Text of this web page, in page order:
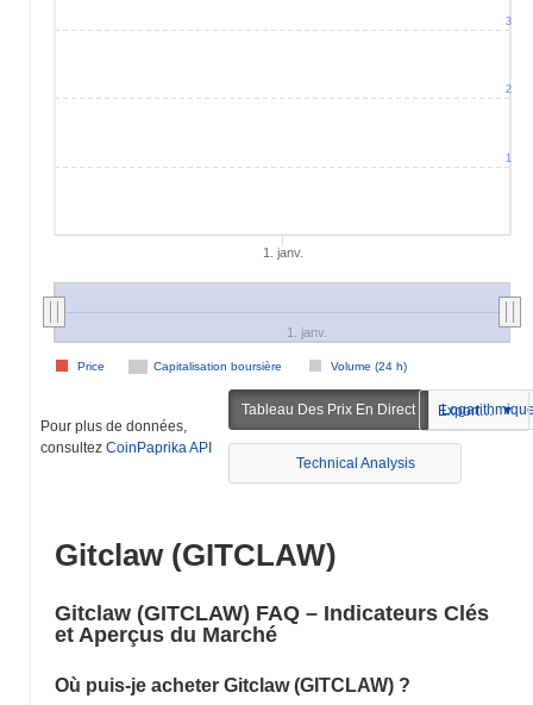
1. janv.
Capitalisation boursière Volume (24 h)
Price
1. janv.
1
2
3
Pour plus de données,
consultez CoinPaprika API
Tableau Des Prix En Direct Exportation
Technical Analysis
Gitclaw (GITCLAW)
Gitclaw (GITCLAW) FAQ – Indicateurs Clés
et Aperçus du Marché
Où puis-je acheter Gitclaw (GITCLAW) ?